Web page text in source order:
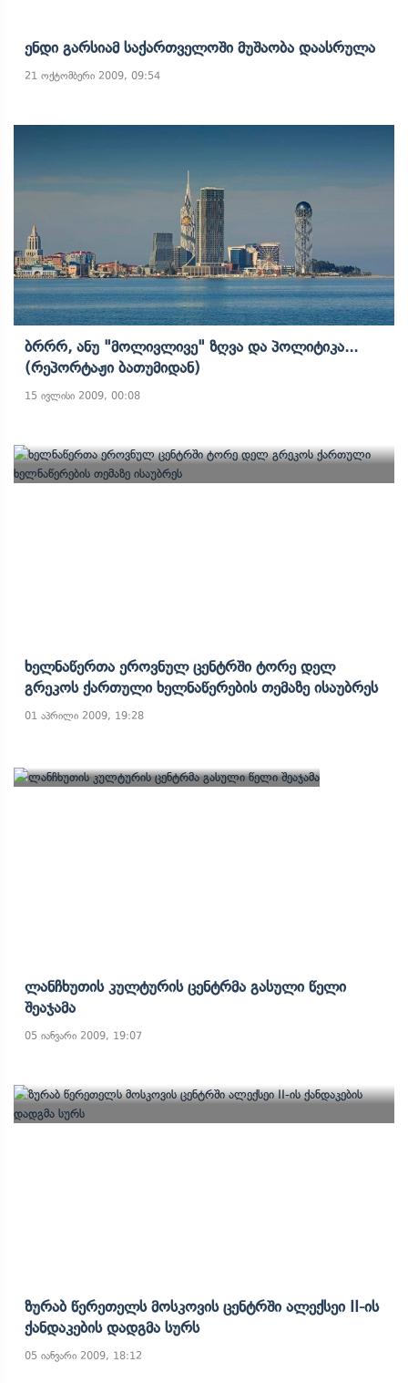
Ენდი Გარსიამ Საქართველოში Მუშაობა Დაასრულა
21 ოქტომბერი 2009, 09:54
Ბრრრ, Ანუ "მოლივლივე" Ზღვა Და Პოლიტიკა...
(რეპორტაჟი Ბათუმიდან)
15 ივლისი 2009, 00:08
Ხელნაწერთა Ეროვნულ Ცენტრში Ტორე Დელ
Გრეკოს Ქართული Ხელნაწერების Თემაზე Ისაუბრეს
01 აპრილი 2009, 19:28
Ლანჩხუთის Კულტურის Ცენტრმა Გასული Წელი
Შეაჯამა
05 იანვარი 2009, 19:07
Ზურაბ Წერეთელს Მოსკოვის Ცენტრში Ალექსეი II-Ის
Ქანდაკების Დადგმა Სურს
05 იანვარი 2009, 18:12